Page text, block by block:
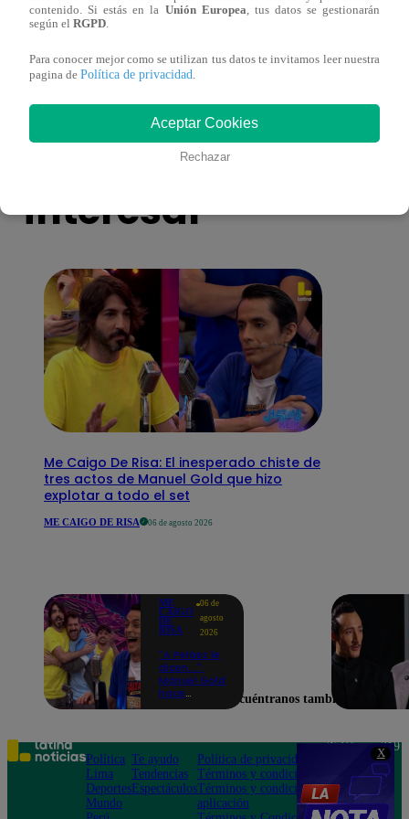
X
ver capítulo 211 completo (online y
ver
También te puede
interesar
Me Caigo De Risa: El inesperado chiste de
tres actos de Manuel Gold que hizo
explotar a todo el set
ME CAIGO DE RISA 06 de agosto 2026
ME
CAIGO
DE
RISA
06 de
agosto
2026
"A Peláez le
dicen...":
Manuel Gold
hace
de contar el
chiste
contenido. Si estás en la Unión Europea, tus datos se gestionarán
según el RGPD.
Para conocer mejor como se utilizan tus datos te invitamos leer nuestra
pagina de Política de privacidad.
Aceptar Cookies
Rechazar
Encuéntranos también en
Política
Lima
Deportes
Mundo
Te ayudo
Tendencias
Espectáculos
Política de privacidad
Términos y condiciones
Términos y condiciones
aplicación
Teléfono: 219
Av. San
Felipe 968
Jesús María